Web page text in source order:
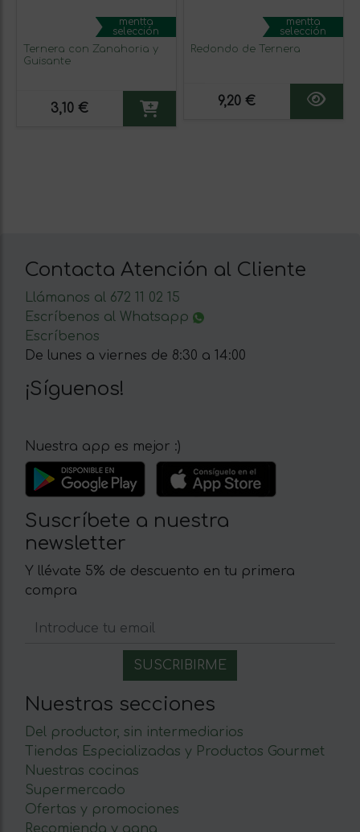
mentta
selección
Ternera con Zanahoria y
Guisante
3,10 €
mentta
selección
Redondo de Ternera
9,20 €
Contacta Atención al Cliente
Llámanos al 672 11 02 15
Escríbenos al Whatsapp
Escríbenos
De lunes a viernes de 8:30 a 14:00
¡Síguenos!
Nuestra app es mejor :)
Suscríbete a nuestra
newsletter
Y llévate 5% de descuento en tu primera
compra
Nuestras secciones
Del productor, sin intermediarios
Tiendas Especializadas y Productos Gourmet
Nuestras cocinas
Supermercado
Ofertas y promociones